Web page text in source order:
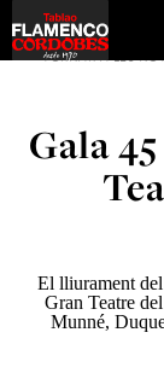
TORNAR A LES
Gala
El lliurament
Gran Teatre
Munné,